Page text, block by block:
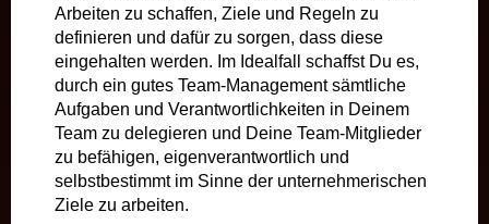
Arbeiten zu schaffen, Ziele und Regeln zu
definieren und dafür zu sorgen, dass diese
eingehalten werden. Im Idealfall schaffst Du es,
durch ein gutes Team-Management sämtliche
Aufgaben und Verantwortlichkeiten in Deinem
Team zu delegieren und Deine Team-Mitglieder
zu befähigen, eigenverantwortlich und
selbstbestimmt im Sinne der unternehmerischen
Ziele zu arbeiten.